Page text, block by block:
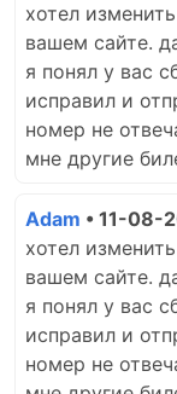
хотел
вашем сайте.
я понял у вас
исправил и
номер не
мне другие
Adam • 11-08-
хотел
вашем сайте.
я понял у вас
исправил и
номер не